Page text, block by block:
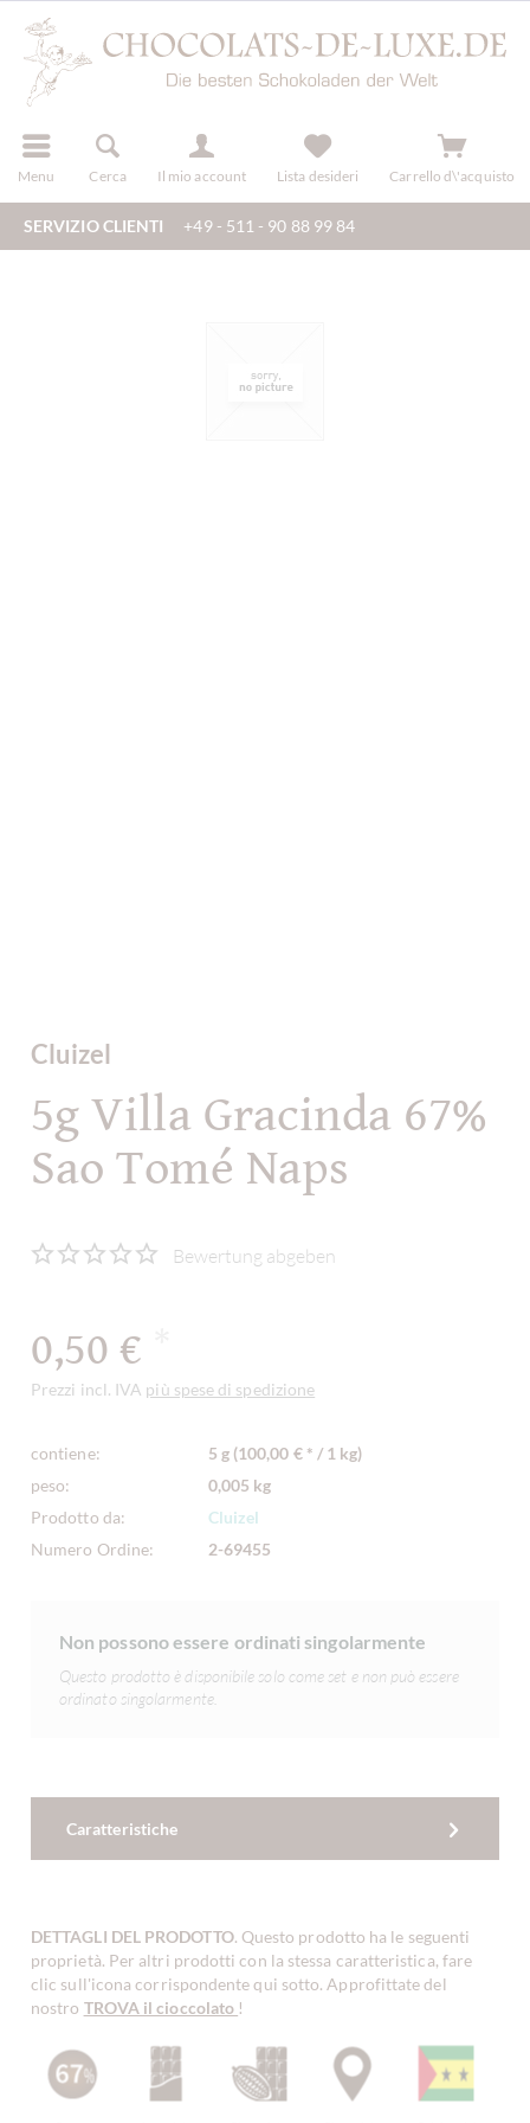
Menu Cerca Il mio account
registra Lista desideri Carrello d\'acquisto
SERVIZIO CLIENTI +49 - 511 - 90 88 99 84
Cluizel
5g Villa Gracinda 67%
Sao Tomé Naps
Bewertung abgeben
0,50 €
Prezzi incl. IVA più spese di spedizione
contiene:
5 g (100,00 € * / 1 kg)
peso:
0,005 kg
Prodotto da:
Cluizel
Numero Ordine:
2-69455
Non possono essere ordinati singolarmente
Questo prodotto è disponibile solo come set e non può essere
ordinato singolarmente.
Caratteristiche
DETTAGLI DEL PRODOTTO. Questo prodotto ha le seguenti
proprietà. Per altri prodotti con la stessa caratteristica, fare
clic sull'icona corrispondente qui sotto. Approfittate del
nostro TROVA il cioccolato !